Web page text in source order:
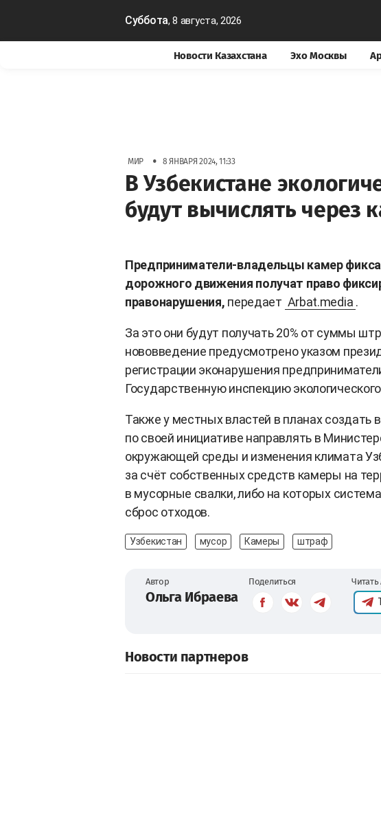
Суббота, 8 августа, 2026
Новости Казахстана Эхо Москвы
МИР • 8 ЯНВАРЯ 2024, 11:33
В Узбекистане
будут вычислять через
Предприниматели-владельцы камер
дорожного движения получат право
правонарушения, передает Arbat.media .
За это они будут получать 20% от суммы
нововведение предусмотрено указом
регистрации эконарушения
Государственную инспекцию
Также у местных властей в планах создать
по своей инициативе направлять в
окружающей среды и изменения климата
за счёт собственных средств камеры на
в мусорные свалки, либо на которых
сброс отходов.
Узбекистан мусор Камеры штраф
Автор
Ольга Ибраева
Поделиться
Новости партнеров